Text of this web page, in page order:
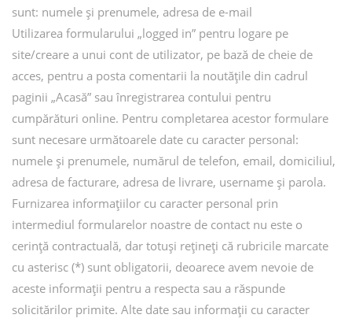
sunt: numele și prenumele, adresa de e-mail
Utilizarea formularului „logged in” pentru logare pe
site/creare a unui cont de utilizator, pe bază de cheie de
acces, pentru a posta comentarii la noutățile din cadrul
paginii „Acasă” sau înregistrarea contului pentru
cumpărături online. Pentru completarea acestor formulare
sunt necesare următoarele date cu caracter personal:
numele și prenumele, numărul de telefon, email, domiciliul,
adresa de facturare, adresa de livrare, username și parola.
Furnizarea informațiilor cu caracter personal prin
intermediul formularelor noastre de contact nu este o
cerință contractuală, dar totuși rețineți că rubricile marcate
cu asterisc (*) sunt obligatorii, deoarece avem nevoie de
aceste informații pentru a respecta sau a răspunde
solicitărilor primite. Alte date sau informații cu caracter